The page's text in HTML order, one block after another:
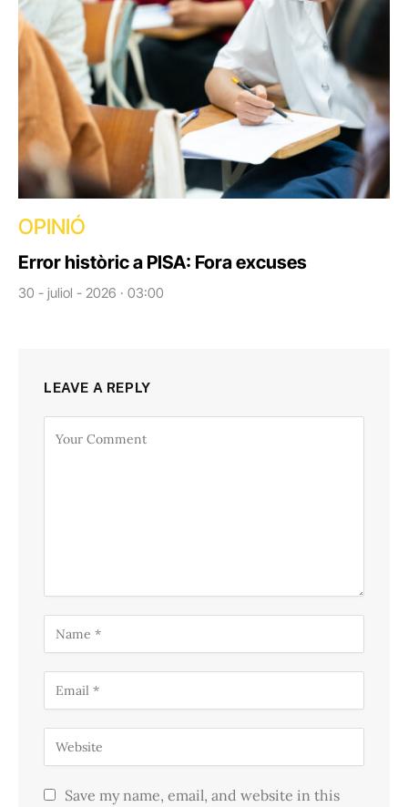
OPINIÓ
Error històric a PISA: Fora excuses
30 - juliol - 2026 · 03:00
LEAVE A REPLY
Save my name, email, and website in this